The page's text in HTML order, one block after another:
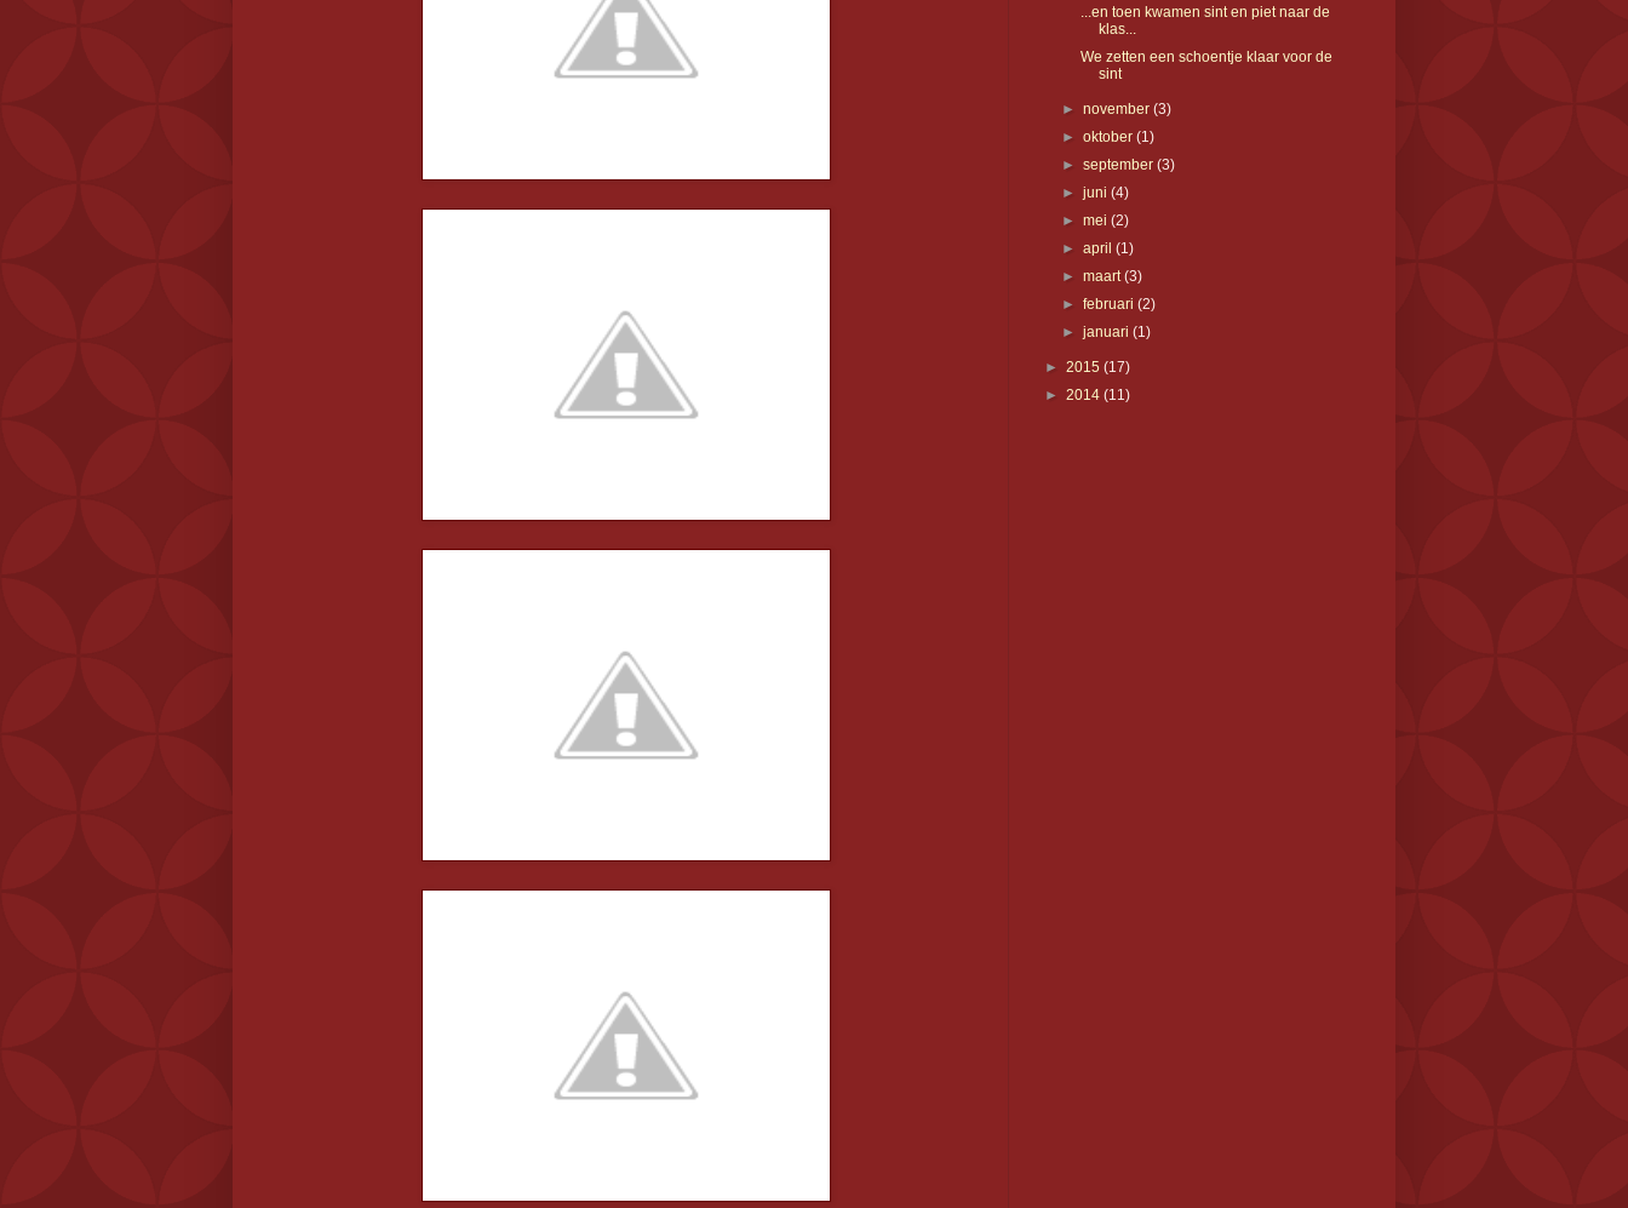
...en toen kwamen sint en piet naar de
klas...
We zetten een schoentje klaar voor de
sint
►november(3)
►oktober(1)
►september(3)
►juni(4)
►mei(2)
►april(1)
►maart(3)
►februari(2)
►januari(1)
► 2015 (17)
► 2014 (11)